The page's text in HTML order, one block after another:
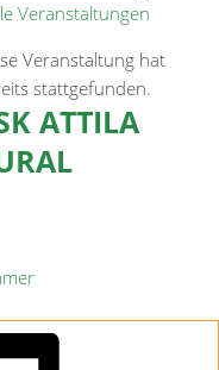
Veranstaltungen
Veranstaltung hat
stattgefunden.
ATTILA